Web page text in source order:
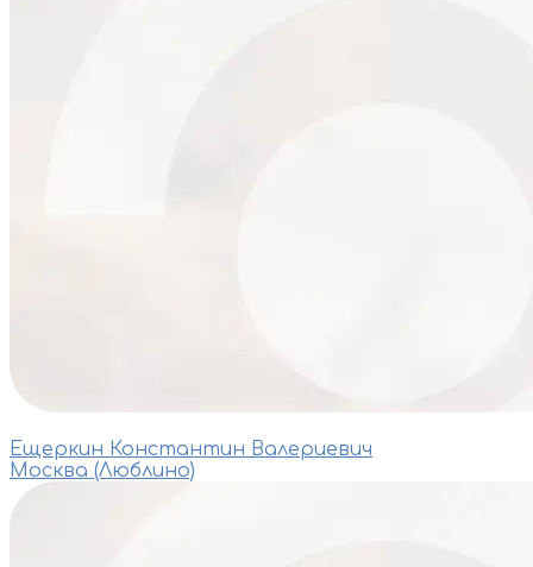
Ещеркин Константин Валериевич
Москва (Люблино)